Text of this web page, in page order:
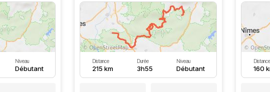
Niveau
Débutant
Distance
215 km
Durée
3h55
Niveau
Débutant
Distance
160